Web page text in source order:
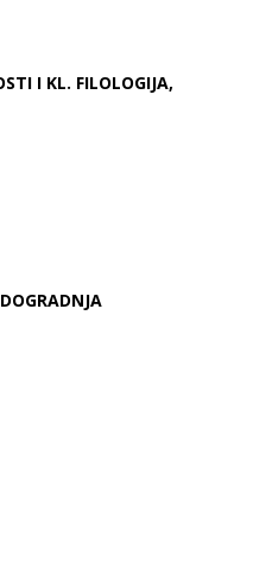
I KL. FILOLOGIJA,